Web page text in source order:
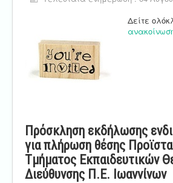
Δείτε
Πρόσκληση εκδήλωσης
για πλήρωση θέσης
Τμήματος Εκπαιδευτικών
Διεύθυνσης Π.Ε. Ιωαννίνων